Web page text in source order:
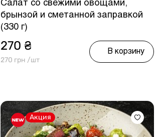
Салат со свежими овощами,
брынзой и сметанной заправкой
(330 г)
270 ₴
270 грн /шт
В корзину
Акция